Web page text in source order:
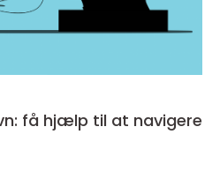
få hjælp til at navigere